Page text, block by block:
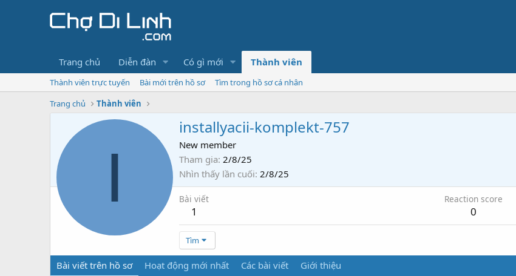
Trang chủ Diễn đàn Có gì mới Thành viên
Thành viên trực tuyến Bài mới trên hồ sơ
Tìm trong hồ sơ cá nhân
Trang chủ
Thành viên
I
installyacii-komplekt-757
New member
Tham gia 2/8/25
Nhìn thấy lần cuối 2/8/25
Bài viết
1
Reaction score
0
Tìm
Bài viết trên hồ sơ Hoạt động mới nhất Các bài viết Giới thiệu